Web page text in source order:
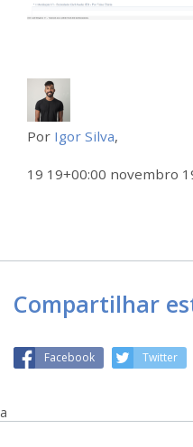
Por Igor Silva,
19 19+00:00 novembro
Compartilhar
Facebook Twitter
a